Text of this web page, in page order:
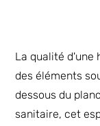
La qualité d'une
des éléments
dessous du
sanitaire, cet